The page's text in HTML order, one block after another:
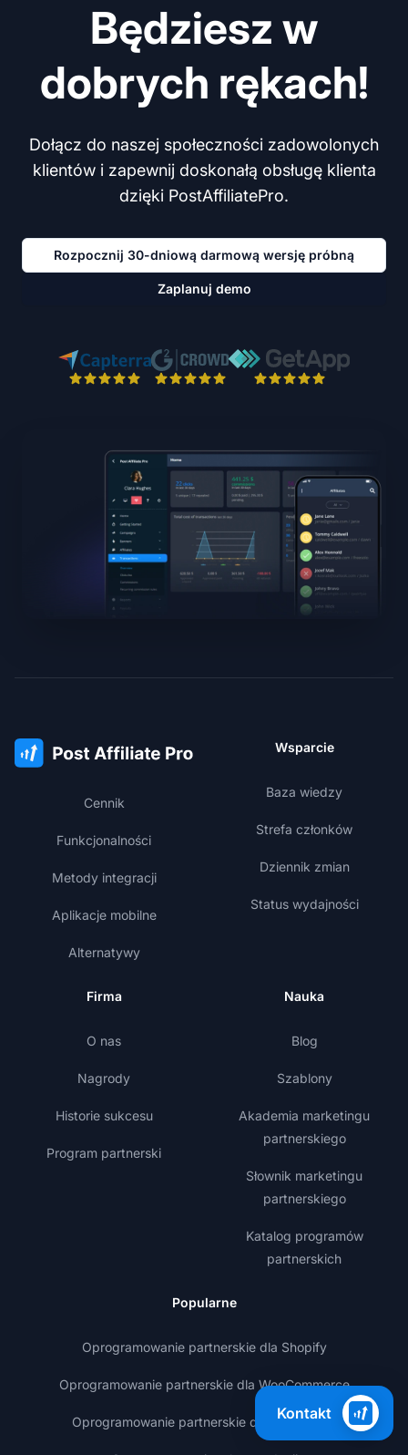
Będziesz w
dobrych rękach!
Dołącz do naszej społeczności zadowolonych
klientów i zapewnij doskonałą obsługę klienta
dzięki PostAffiliatePro.
Rozpocznij 30-dniową darmową wersję próbną
Zaplanuj demo
Cennik
Funkcjonalności
Metody integracji
Aplikacje mobilne
Alternatywy
Wsparcie
Baza wiedzy
Strefa członków
Dziennik zmian
Status wydajności
Firma
O nas
Nagrody
Historie sukcesu
Program partnerski
Nauka
Blog
Szablony
Akademia marketingu
partnerskiego
Słownik marketingu
partnerskiego
Katalog programów
partnerskich
Popularne
Oprogramowanie partnerskie dla Shopify
Oprogramowanie partnerskie dla WooCommerce
Oprogramowanie partnerskie dla WordPress
Kontakt